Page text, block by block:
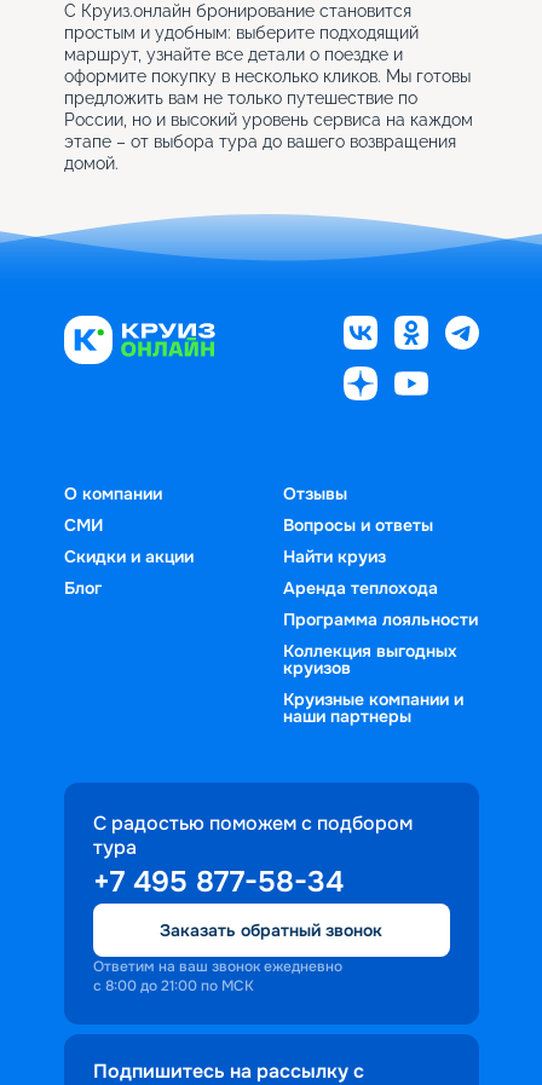
С Круиз.онлайн бронирование становится
простым и удобным: выберите подходящий
маршрут, узнайте все детали о поездке и
оформите покупку в несколько кликов. Мы готовы
предложить вам не только путешествие по
России, но и высокий уровень сервиса на каждом
этапе – от выбора тура до вашего возвращения
домой.
О компании
СМИ
Скидки и акции
Блог
Отзывы
Вопросы и ответы
Найти круиз
Аренда теплохода
Программа лояльности
Коллекция выгодных
круизов
Круизные компании и
наши партнеры
С радостью поможем с подбором
тура
+7 495 877-58-34
Заказать обратный звонок
Ответим на ваш звонок ежедневно
с 8:00 до 21:00 по МСК
Подпишитесь на рассылку с